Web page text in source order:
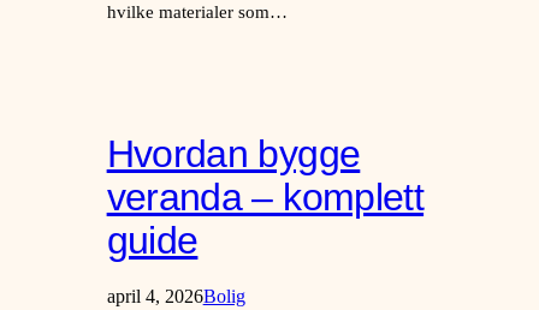
hvilke materialer som…
Hvordan bygge
veranda – komplett
guide
april 4, 2026Bolig